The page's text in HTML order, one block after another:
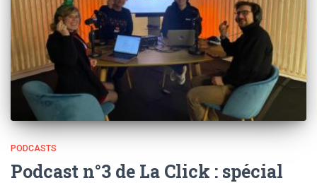
PODCASTS
Podcast n°3 de La Click : spécial